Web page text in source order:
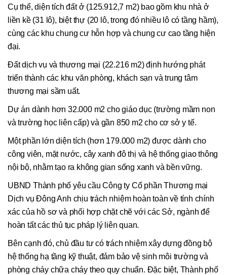
Cụ thể, diện tích đất ở (125.912,7 m2) bao gồm khu nhà ở
liền kề (31 lô), biệt thự (20 lô, trong đó nhiều lô có tầng hầm),
cùng các khu chung cư hỗn hợp và chung cư cao tầng hiện
đại.
Đất dịch vụ và thương mại (22.216 m2) định hướng phát
triển thành các khu văn phòng, khách sạn và trung tâm
thương mại sầm uất.
Dự án dành hơn 32.000 m2 cho giáo dục (trường mầm non
và trường học liên cấp) và gần 850 m2 cho cơ sở y tế.
Một phần lớn diện tích (hơn 179.000 m2) được dành cho
công viên, mặt nước, cây xanh đô thị và hệ thống giao thông
nội bộ, nhằm tạo ra không gian sống xanh và bền vững.
UBND Thành phố yêu cầu Công ty Cổ phần Thương mại
Dịch vụ Đông Anh chịu trách nhiệm hoàn toàn về tính chính
xác của hồ sơ và phối hợp chặt chẽ với các Sở, ngành để
hoàn tất các thủ tục pháp lý liên quan.
Bên cạnh đó, chủ đầu tư có trách nhiệm xây dựng đồng bộ
hệ thống hạ tầng kỹ thuật, đảm bảo vệ sinh môi trường và
phòng cháy chữa cháy theo quy chuẩn. Đặc biệt, Thành phố